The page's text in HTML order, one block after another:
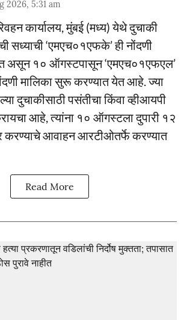
2026, 5:31 am
कार्यालय, मुंबई (मध्य) येथे दुचाकी
सध्याची ‘एमएच०१एफके’ ही नोंदणी
असून १० ऑगस्टपासून ‘एमएच०१एफएल’
मालिका सुरू करण्यात येत आहे. ज्या
दुचाकीसाठी पसंतीचा किंवा व्हीआयपी
आहे, त्यांना १० ऑगस्टला दुपारी १२
करण्याचे आवाहन आरटीओतर्फे करण्यात
Read More